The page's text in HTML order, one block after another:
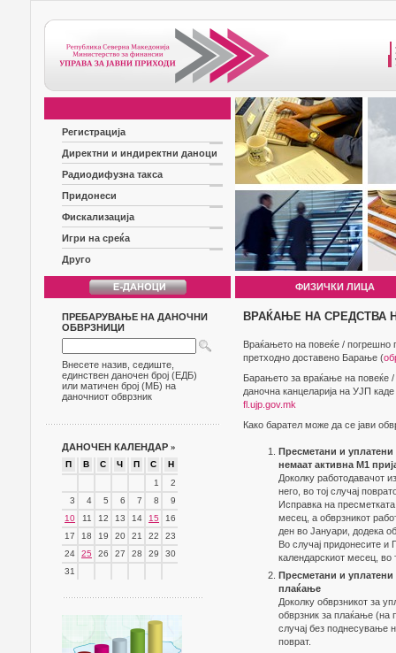
Регистрација
Директни и индиректни даноци
Радиодифузна такса
Придонеси
Фискализација
Игри на среќа
Друго
ФИЗИЧКИ ЛИЦА
ПРЕБАРУВАЊЕ НА ДАНОЧНИ
ОБВРЗНИЦИ
Внесете назив, седиште,
единствен даночен број (ЕДБ)
или матичен број (МБ) на
даночниот обврзник
ДАНОЧЕН КАЛЕНДАР »
П В С Ч П С
Н
1
2
3
4 5 6 7 8
9
10
11 12 13 14 15
16
17
18 19 20 21 22
23
24
25 26 27 28 29
30
31
ВРАЌАЊЕ НА СРЕДСТВА
Враќањето на повеќе / погрешно
претходно доставено Барање (
Барањето за враќање на повеќе
даночна канцеларија на УЈП
fl.ujp.gov.mk
Како барател може да се јави
Пресметани и
немаат активна М1
Доколку работодавачот
него, во тој случај
Исправка на
месец, а обврзникот
ден во Јануари, додека
Во случај придонесите
календарскиот месец, во
Пресметани и уплатени
плаќање
Доколку обврзникот за
обврзник за плаќање
случај без поднесување
поврат.